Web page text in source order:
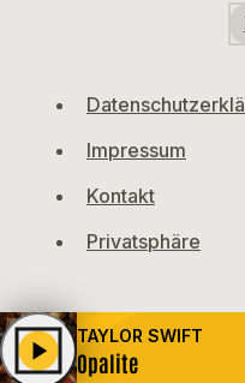
Impressum
Kontakt
Privatsphäre
TAYLOR SWIFT
Opalite
play_arrow